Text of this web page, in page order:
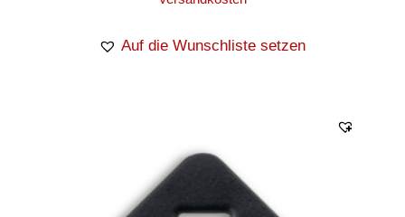
Auf die Wunschliste setzen